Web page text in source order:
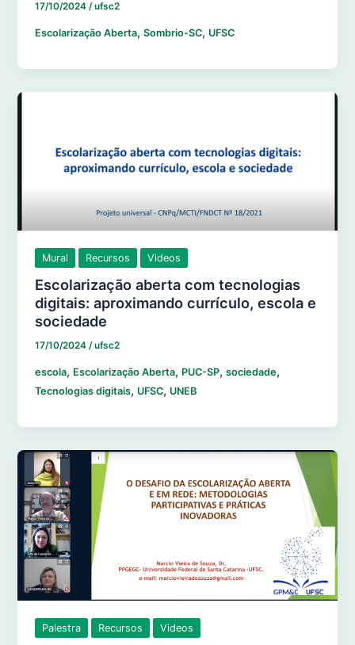
17/10/2024/ufsc2
Escolarização Aberta,Sombrio-SC, UFSC
Mural Recursos Videos
Escolarização aberta com tecnologias
digitais: aproximando currículo, escola e
sociedade
17/10/2024/ufsc2
escola, Escolarização Aberta, PUC-SP,sociedade,
Tecnologias digitais, UFSC, UNEB
Palestra Recursos Videos